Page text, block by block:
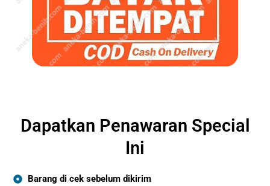
Dapatkan Penawaran Special
Ini
Barang di cek sebelum dikirim